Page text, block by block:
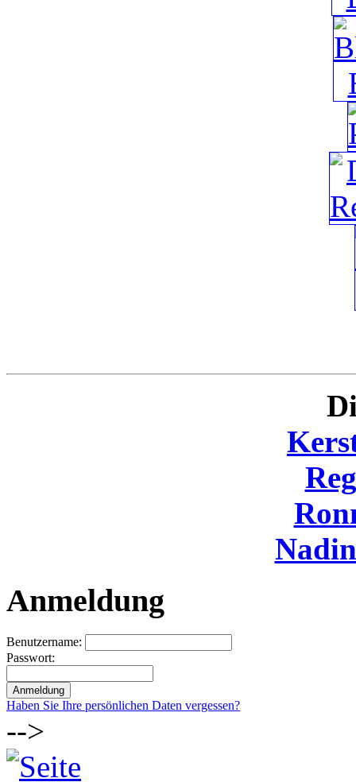
Anmeldung
Benutzername:
Passwort:
Haben Sie Ihre persönlichen Daten vergessen?
-->